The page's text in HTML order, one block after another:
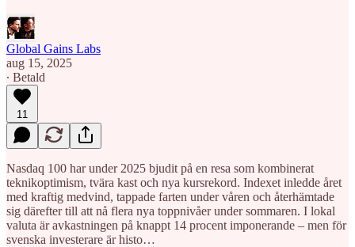
Global Gains Labs
aug 15, 2025
∙ Betald
11
Nasdaq 100 har under 2025 bjudit på en resa som kombinerat
teknikoptimism, tvära kast och nya kursrekord. Indexet inledde året
med kraftig medvind, tappade farten under våren och återhämtade
sig därefter till att nå flera nya toppnivåer under sommaren. I lokal
valuta är avkastningen på knappt 14 procent imponerande – men för
svenska investerare är histo…